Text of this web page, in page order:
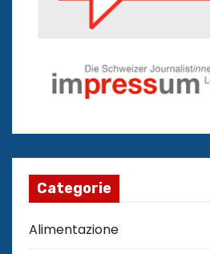
Categorie
Alimentazione